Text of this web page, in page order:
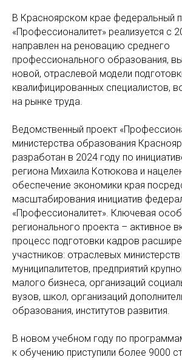
В Красноярском крае федеральный
«Профессионалитет» реализуется с
направлен на реновацию среднего
профессионального образования,
новой, отраслевой модели
квалифицированных специалистов,
на рынке труда.
Ведомственный проект
министерства образования
разработан в 2024 году по
региона Михаила Котюкова и
обеспечение экономики края
масштабирования инициатив
«Профессионалитет». Ключевая
регионального проекта – активное
процесс подготовки кадров
участников: отраслевых
муниципалитетов, предприятий
малого бизнеса, организаций
вузов, школ, организаций
образования, институтов развития.
В новом учебном году по
к обучению приступили более 9000